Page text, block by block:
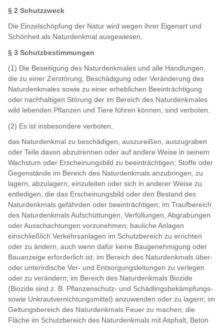
§ 2 Schutzzweck
Die Einzelschöpfung der Natur wird wegen ihrer Eigenart und
Schönheit als Naturdenkmal ausgewiesen.
§ 3 Schutzbestimmungen
(1) Die Beseitigung des Naturdenkmales und alle Handlungen,
die zu einer Zerstörung, Beschädigung oder Veränderung des
Naturdenkmales sowie zu einer erheblichen Beeinträchtigung
oder nachhaltigen Störung der im Bereich des Naturdenkmales
wild lebenden Pflanzen und Tiere führen können, sind verboten.
(2) Es ist insbesondere verboten,
das Naturdenkmal zu beschädigen, auszureißen, auszugraben
oder Teile davon abzutrennen oder auf andere Weise in seinem
Wachstum oder Erscheinungsbild zu beeinträchtigen; Stoffe oder
Gegenstände im Bereich des Naturdenkmals anzubringen, zu
lagern, abzulagern, einzuleiten oder sich in anderer Weise zu
entledigen, die das Erscheinungsbild oder den Bestand des
Naturdenkmals gefährden oder beeinträchtigen; im Traufbereich
des Naturdenkmals Aufschüttungen, Verfüllungen, Abgrabungen
oder Ausschachtungen vorzunehmen; bauliche Anlagen
einschließlich Verkehrsanlagen im Schutzbereich zu errichten
oder zu ändern, auch wenn dafür keine Baugenehmigung oder
Bauanzeige erforderlich ist; im Bereich des Naturdenkmals über-
oder unterirdische Ver- und Entsorgungsleitungen zu verlegen
oder zu verändern; im Bereich des Naturdenkmals Biozide
(Biozide sind z. B. Pflanzenschutz- und Schädlingsbekämpfungs-
sowie Unkrautvernichtungsmittel) anzuwenden oder zu lagern; im
Geltungsbereich des Naturdenkmals Feuer zu machen; die
Fläche im Schutzbereich des Naturdenkmals mit Asphalt, Beton